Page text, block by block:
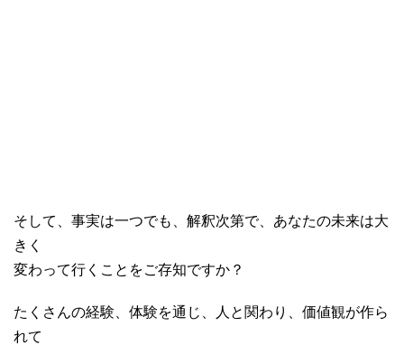
そして、事実は一つでも、解釈次第で、あなたの未来は大
きく
変わって行くことをご存知ですか？
たくさんの経験、体験を通じ、人と関わり、価値観が作ら
れて